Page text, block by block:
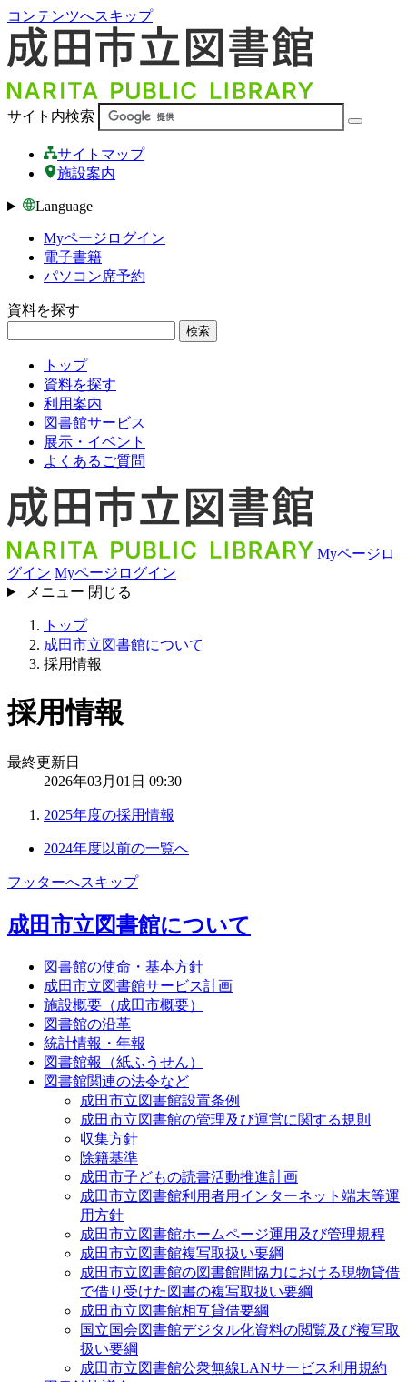
コンテンツへスキップ
サイト内検索
サイトマップ
施設案内
Language
Myページログイン
電子書籍
パソコン席予約
資料を探す
検索
トップ
資料を探す
利用案内
図書館サービス
展示・イベント
よくあるご質問
Myページロ
グイン Myページログイン
メニュー 閉じる
トップ
成田市立図書館について
採用情報
採用情報
最終更新日
2026年03月01日 09:30
2025年度の採用情報
2024年度以前の一覧へ
フッターへスキップ
成田市立図書館について
図書館の使命・基本方針
成田市立図書館サービス計画
施設概要（成田市概要）
図書館の沿革
統計情報・年報
図書館報（紙ふうせん）
図書館関連の法令など
成田市立図書館設置条例
成田市立図書館の管理及び運営に関する規則
収集方針
除籍基準
成田市子どもの読書活動推進計画
成田市立図書館利用者用インターネット端末等運
用方針
成田市立図書館ホームページ運用及び管理規程
成田市立図書館複写取扱い要綱
成田市立図書館の図書館間協力における現物貸借
で借り受けた図書の複写取扱い要綱
成田市立図書館相互貸借要綱
国立国会図書館デジタル化資料の閲覧及び複写取
扱い要綱
成田市立図書館公衆無線LANサービス利用規約